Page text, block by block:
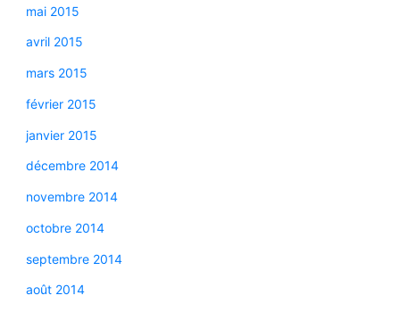
mai 2015
avril 2015
mars 2015
février 2015
janvier 2015
décembre 2014
novembre 2014
octobre 2014
septembre 2014
août 2014